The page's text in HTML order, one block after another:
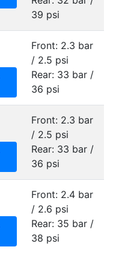
39 psi
Front: 2.3 bar
/ 2.5 psi
Rear: 33 bar /
36 psi
Front: 2.3 bar
/ 2.5 psi
Rear: 33 bar /
36 psi
Front: 2.4 bar
/ 2.6 psi
Rear: 35 bar /
38 psi